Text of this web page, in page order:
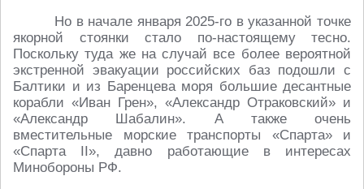
Но в начале января 2025-го в указанной точке
якорной стоянки стало по-настоящему тесно.
Поскольку туда же на случай все более вероятной
экстренной эвакуации российских баз подошли с
Балтики и из Баренцева моря большие десантные
корабли «Иван Грен», «Александр Отраковский» и
«Александр Шабалин». А также очень
вместительные морские транспорты «Спарта» и
«Спарта II», давно работающие в интересах
Минобороны РФ.